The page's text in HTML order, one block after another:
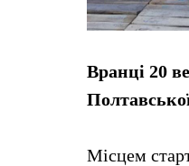
Вранці 20
Місцем